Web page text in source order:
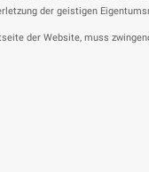
der geistigen
der Website, muss